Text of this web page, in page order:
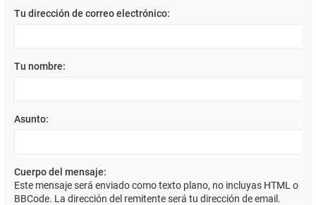
Tu dirección de correo electrónico:
Tu nombre:
Asunto:
Cuerpo del mensaje:
Este mensaje será enviado como texto plano, no incluyas HTML o
BBCode. La dirección del remitente será tu dirección de email.